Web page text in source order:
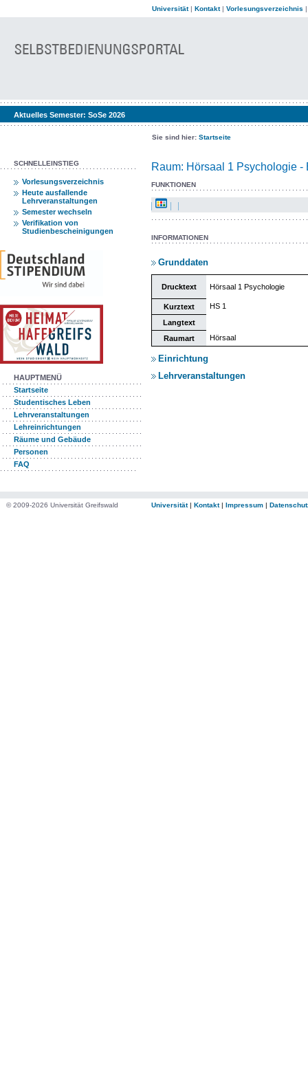
Universität| Kontakt| Vorlesungsverzeichnis
Aktuelles Semester: SoSe 2026
Sie sind hier: Startseite
SCHNELLEINSTIEG
Vorlesungsverzeichnis
Heute ausfallende
Lehrveranstaltungen
Semester wechseln
Verifikation von
Studienbescheinigungen
HAUPTMENÜ
Startseite
Studentisches Leben
Lehrveranstaltungen
Lehreinrichtungen
Räume und Gebäude
Personen
FAQ
Raum: Hörsaal 1 Psychologie -
FUNKTIONEN
INFORMATIONEN
Grunddaten
Drucktext Hörsaal 1 Psychologie
Kurztext
HS 1
Langtext
Raumart
Hörsaal
Einrichtung
Lehrveranstaltungen
© 2009-2026 Universität Greifswald Universität| Kontakt| Impressum |